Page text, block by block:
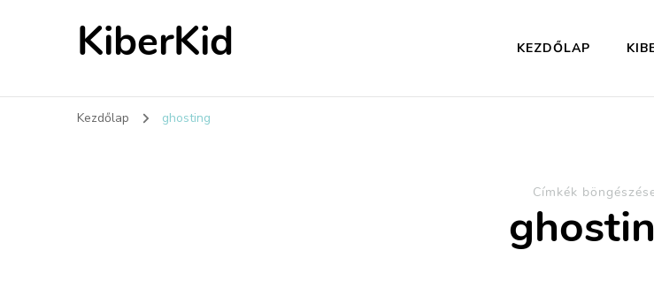
KiberKid KEZDŐLAP
Kezdőlap ghosting
Címkék